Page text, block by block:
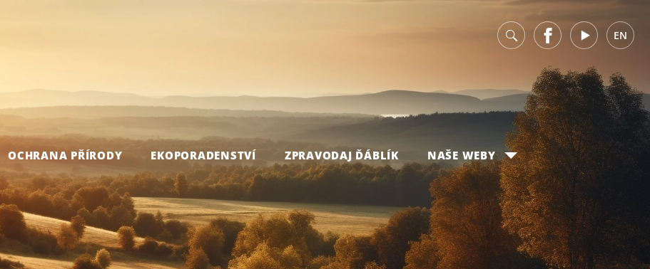
v FacebookYoutube EN
OCHRANA PŘÍRODY EKOPORADENSTVÍ ZPRAVODAJ ĎÁBLÍK NAŠE WEBY